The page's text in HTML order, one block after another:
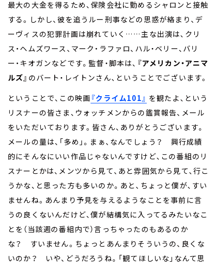
最大の大金を得るため、保険会社に勤めるシャロンと接触
する。しかし、彼を追うルー刑事などの思惑が絡まり、デ
ーヴィスの犯罪計画は崩れていく……主な出演は、クリ
ス・ヘムズワース、マーク・ラファロ、ハル・ベリー、バリ
ー・キオガンなどです。監督・脚本は、 『アメリカン・アニマ
ルズ』 のバート・レイトンさん、ということでございます。
ということで、この映画『クライム101』 を観たよ、という
リスナーの皆さま、ウォッチメンからの鑑賞報告、メール
をいただいております。皆さん、ありがとうございます。
メールの量は、「多め」。まぁ、なんでしょう？ 興行成績
的にそんなにいい作品じゃないんですけど、この番組のリ
スナーとかは、メンツから見て、あと雰囲気から見て、行こ
うかな、と思った方も多いのか。あと、ちょっと僕が、すい
ませんね。あんまり予見を与えるようなことを事前に言
うの良くないんだけど、僕が結構気に入ってるみたいなこ
とを（当該週の番組内で）言っちゃったのもあるのか
な？ すいません。ちょっとあんまりそういうの、良くな
いのか？ いや、どうだろうね。「観てほしいな」なんて思